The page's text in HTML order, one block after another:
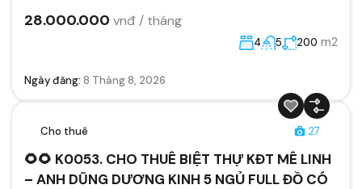
28.000.000 vnđ / tháng
4 5 200 m2
Ngày đăng: 8 Tháng 8, 2026
Cho thuê 27
🌻🌻 K0053. CHO THUÊ BIỆT THỰ KĐT MÊ LINH
– ANH DŨNG DƯƠNG KINH 5 NGỦ FULL ĐỒ CÓ